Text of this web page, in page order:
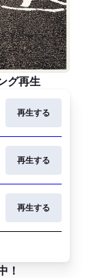
グ再生
再生する
再生する
再生する
！